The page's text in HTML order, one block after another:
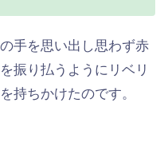
手を思い出し思わず赤
振り払うようにリベリ
持ちかけたのです。